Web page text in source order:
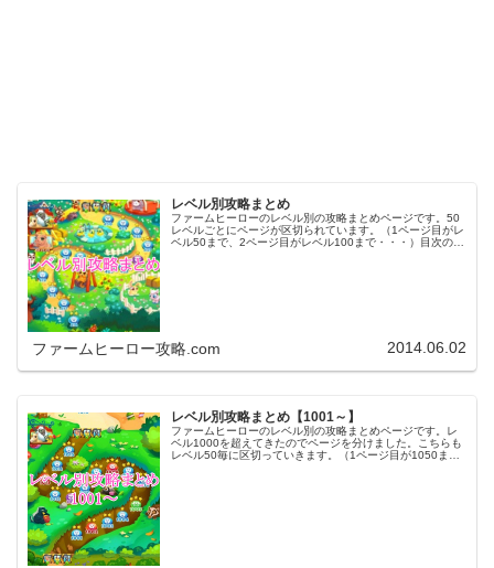
レベル別攻略まとめ
ファームヒーローのレベル別の攻略まとめページです。50
レベルごとにページが区切られています。（1ページ目がレ
ベル50まで、2ページ目がレベル100まで・・・）目次のリ
ファームヒーロー攻略.com 2014.06.02
レベル別攻略まとめ【1001～】
ファームヒーローのレベル別の攻略まとめページです。レ
ベル1000を超えてきたのでページを分けました。こちらも
レベル50毎に区切っていきます。（1ページ目が1050ま